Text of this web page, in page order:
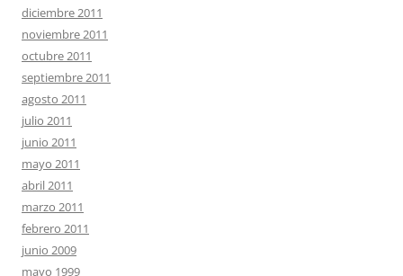
diciembre 2011
noviembre 2011
octubre 2011
septiembre 2011
agosto 2011
julio 2011
junio 2011
mayo 2011
abril 2011
marzo 2011
febrero 2011
junio 2009
mayo 1999